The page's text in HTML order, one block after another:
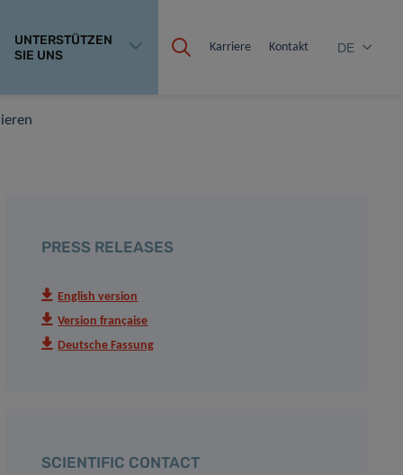
UNTERSTÜTZEN
SIE UNS
Karriere Kontakt DE
PRESS RELEASES
English version
Version française
Deutsche Fassung
SCIENTIFIC CONTACT